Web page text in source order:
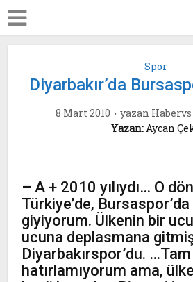
Spor
Diyarbakır’da
8 Mart 2010 yazan Habervs
Yazan:Aycan
– A + 2010 yılıydı… O
Türkiye’de,
giyiyorum. Ülkenin bir
ucuna deplasmana
Diyarbakırspor’du. …Tam
hatırlamıyorum ama,